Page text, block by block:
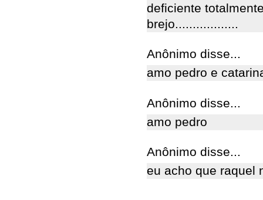
deficiente
brejo..................
Anônimo disse...
amo pedro e
Anônimo disse...
amo pedro
Anônimo disse...
eu acho que raquel